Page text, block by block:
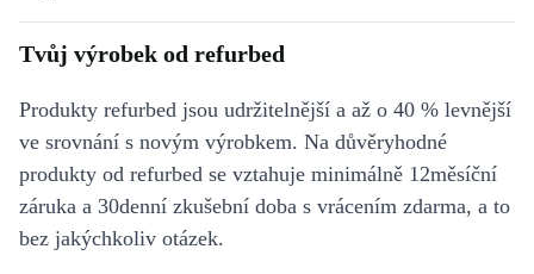
Tvůj výrobek od refurbed
Produkty refurbed jsou udržitelnější a až o 40 % levnější
ve srovnání s novým výrobkem. Na důvěryhodné
produkty od refurbed se vztahuje minimálně 12měsíční
záruka a 30denní zkušební doba s vrácením zdarma, a to
bez jakýchkoliv otázek.